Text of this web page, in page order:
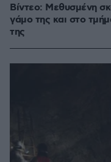
Βίντεο: Μεθυσμένη
γάμο της και στο
της